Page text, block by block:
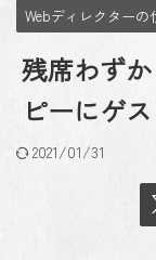
Webディレクターの
残席わず
ピーにゲ
2021/01/31